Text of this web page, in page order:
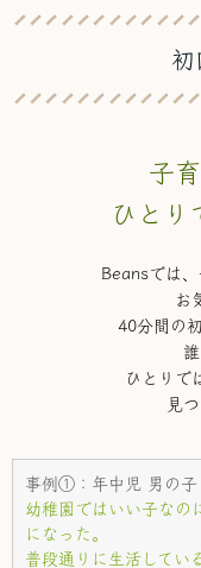
初
子
ひとり
Beansでは
お
40分間の
ひとりで
見
事例①：年中児 男の子
幼稚園ではいい子なの
になった。
普段通りに生活してい